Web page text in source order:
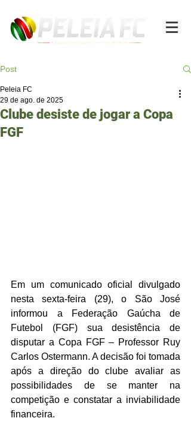
Post
Clube desiste de jogar a Copa
FGF
Peleia FC
29 de ago. de 2025
Em um comunicado oficial divulgado
nesta sexta-feira (29), o São José
informou a Federação Gaúcha de
Futebol (FGF) sua desistência de
disputar a Copa FGF – Professor Ruy
Carlos Ostermann. A decisão foi tomada
após a direção do clube avaliar as
possibilidades de se manter na
competição e constatar a inviabilidade
financeira.